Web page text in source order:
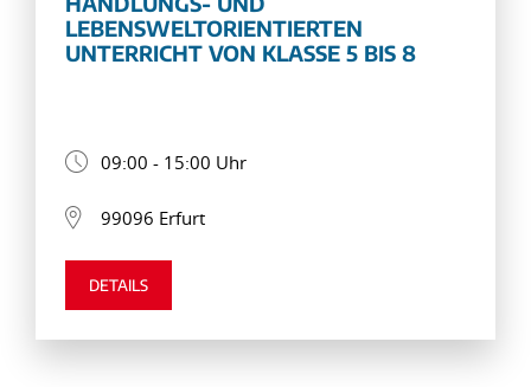
LEBENSWELTORIENTIERTEN
UNTERRICHT VON KLASSE 5 BIS 8
09:00 - 15:00 Uhr
99096 Erfurt
DETAILS